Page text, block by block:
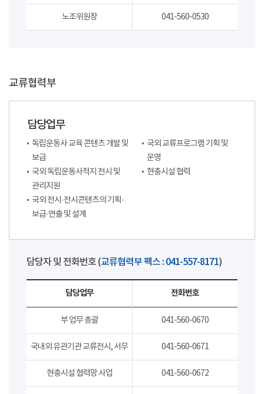
노조위원장 041-560-0530
교류협력부
담당업무
독립운동사 교육 콘텐츠 개발 및
보급
국외 독립운동사적지 전시 및
관리지원
국외 전시·전시콘텐츠의 기획·
보급·연출 및 설계
국외 교류프로그램 기획 및
운영
현충시설 협력
담당자 및 전화번호 (교류협력부 팩스 : 041-557-8171)
담당업무 전화번호
부 업무 총괄 041-560-0670
국내외 유관기관 교류전시, 서무 041-560-0671
현충시설 협력망 사업 041-560-0672